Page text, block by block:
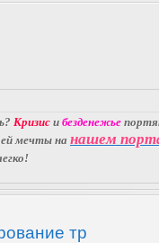
Кризис и безденежье
мечты на нашем
тр